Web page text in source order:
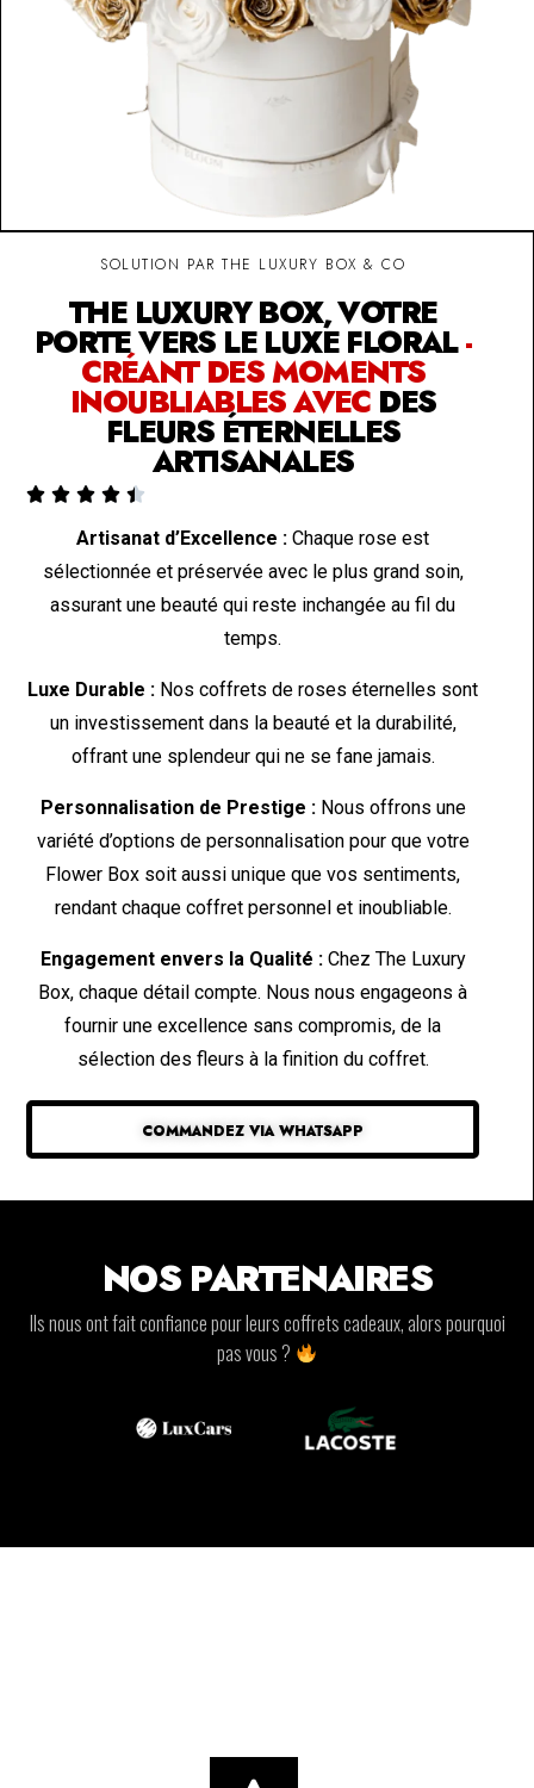
SOLUTION PAR THE LUXURY BOX & CO
THE LUXURY BOX, VOTRE
PORTE VERS LE LUXE FLORAL-
CRÉANT DES MOMENTS
INOUBLIABLES AVEC DES
FLEURS ÉTERNELLES
ARTISANALES
    
Artisanat d’Excellence : Chaque rose est
sélectionnée et préservée avec le plus grand soin,
assurant une beauté qui reste inchangée au fil du
temps.
Luxe Durable : Nos coffrets de roses éternelles sont
un investissement dans la beauté et la durabilité,
offrant une splendeur qui ne se fane jamais.
Personnalisation de Prestige :Nous offrons une
variété d’options de personnalisation pour que votre
Flower Box soit aussi unique que vos sentiments,
rendant chaque coffret personnel et inoubliable.
Engagement envers la Qualité :Chez The Luxury
Box, chaque détail compte. Nous nous engageons à
fournir une excellence sans compromis, de la
sélection des fleurs à la finition du coffret.
COMMANDEZ VIA WHATSAPP
NOS PARTENAIRES
Ils nous ont fait confiance pour leurs coffrets cadeaux, alors pourquoi
pas vous ?